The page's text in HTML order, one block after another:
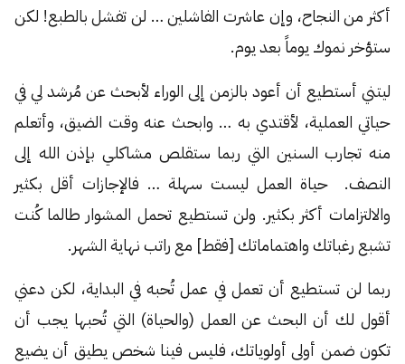
أكثر من النجاح، وإن عاشرت الفاشلين … لن تفشل بالطبع! لكن
ستؤخر نموك يوماً بعد يوم.
ليتني أستطيع أن أعود بالزمن إلى الوراء لأبحث عن مُرشد لي في
حياتي العملية، لأقتدي به … وابحث عنه وقت الضيق، وأتعلم
منه تجارب السنين التي ربما ستقلص مشاكلي بإذن الله إلى
النصف. حياة العمل ليست سهلة … فالإجازات أقل بكثير
والالتزامات أكثر بكثير. ولن تستطيع تحمل المشوار طالما كُنت
تشبع رغباتك واهتماماتك [فقط] مع راتب نهاية الشهر.
ربما لن تستطيع أن تعمل في عمل تُحبه في البداية، لكن دعني
أقول لك أن البحث عن العمل (والحياة) التي تُحبها يجب أن
تكون ضمن أولى أولوياتك، فليس فينا شخص يطيق أن يضيع